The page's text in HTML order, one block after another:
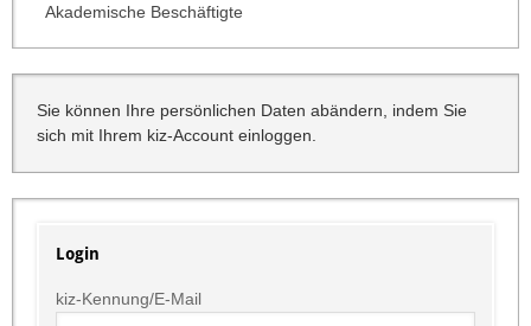
Akademische Beschäftigte
Sie können Ihre persönlichen Daten abändern, indem Sie
sich mit Ihrem kiz-Account einloggen.
Login
kiz-Kennung/E-Mail